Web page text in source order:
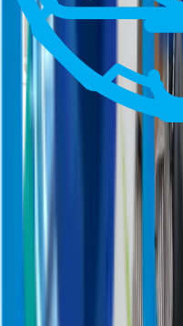
Gestión de
Optimiza tus operaciones
de Asistencia de personal